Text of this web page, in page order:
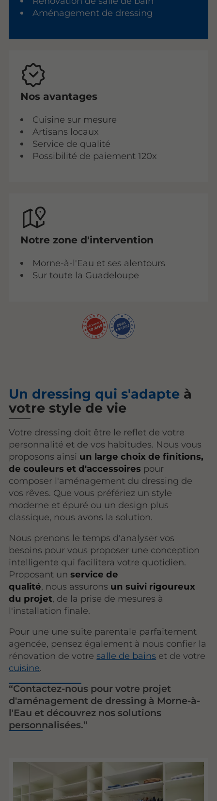
Aménagement de dressing
Nos avantages
Cuisine sur mesure
Artisans locaux
Service de qualité
Possibilité de paiement 120x
Notre zone d'intervention
Morne-à-l'Eau et ses alentours
Sur toute la Guadeloupe
Un dressing qui s'adapte à
votre style de vie
Votre dressing doit être le reflet de votre
personnalité et de vos habitudes. Nous vous
proposons ainsi un large choix de finitions,
de couleurs et d'accessoires pour
composer l'aménagement du dressing de
vos rêves. Que vous préfériez un style
moderne et épuré ou un design plus
classique, nous avons la solution.
Nous prenons le temps d'analyser vos
besoins pour vous proposer une conception
intelligente qui facilitera votre quotidien.
Proposant unservice de
qualité, nous assurons un suivi rigoureux
du projet, de la prise de mesures à
l'installation finale.
Pour une une suite parentale parfaitement
agencée, pensez également à nous confier la
rénovation de votresalle de bains et de votre
cuisine.
Contactez-nous pour votre projet
d'aménagement de dressing à Morne-à-
l'Eau et découvrez nos solutions
personnalisées.